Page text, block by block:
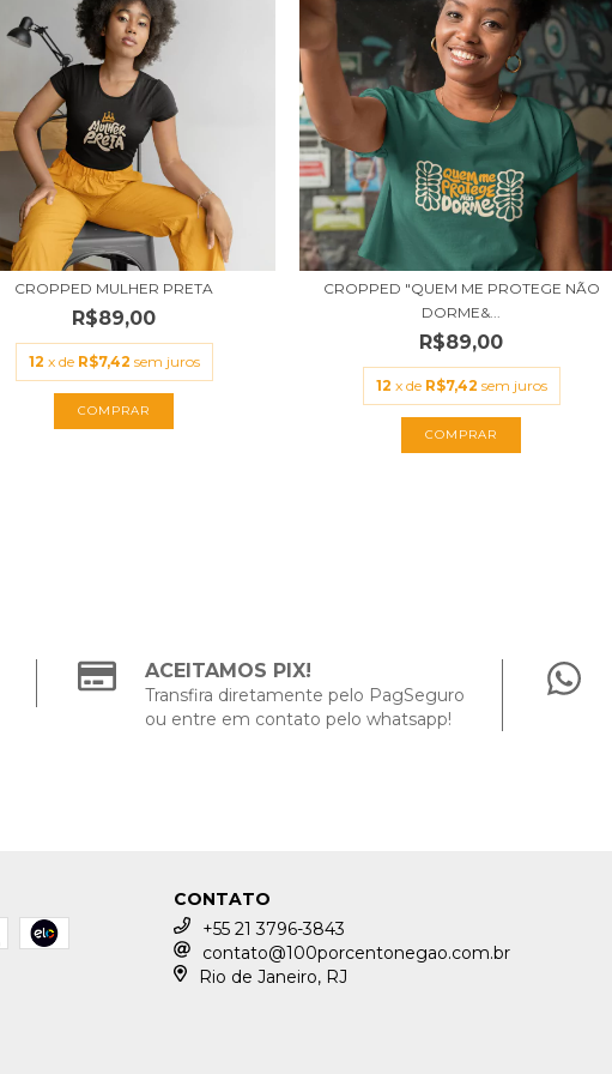
CROPPED MULHER PRETA
R$89,00
12 x de R$7,42 sem juros
COMPRAR
CROPPED "QUEM ME PROTEGE NÃO
DORME&...
R$89,00
12 x de R$7,42 sem juros
COMPRAR
ACEITAMOS PIX!
Transfira diretamente pelo PagSeguro
ou entre em contato pelo whatsapp!
CONTATO
+55 21 3796-3843
contato@100porcentonegao.com.br
Rio de Janeiro, RJ